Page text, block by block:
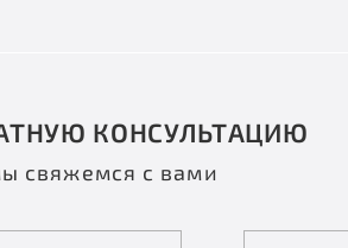
КОНСУЛЬТАЦИЮ
свяжемся с вами